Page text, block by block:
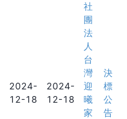
2024-
12-18
2024-
12-18
社
團
法
人
台
灣
迎
曦
家
決
標
公
告